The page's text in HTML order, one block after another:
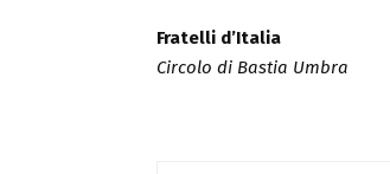
Fratelli d’Italia
Circolo di Bastia Umbra